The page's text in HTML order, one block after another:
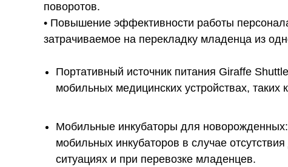
поворотов.
• Повышение эффективности работы
затрачиваемое на перекладку младенца из
Портативный источник питания Giraffe
мобильных медицинских устройствах,
Мобильные инкубаторы для
мобильных инкубаторов в случае
ситуациях и при перевозке младенцев.